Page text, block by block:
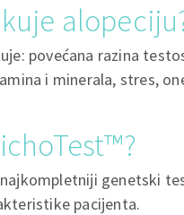
povećana razina
i minerala, stres,
genetski
pacijenta.